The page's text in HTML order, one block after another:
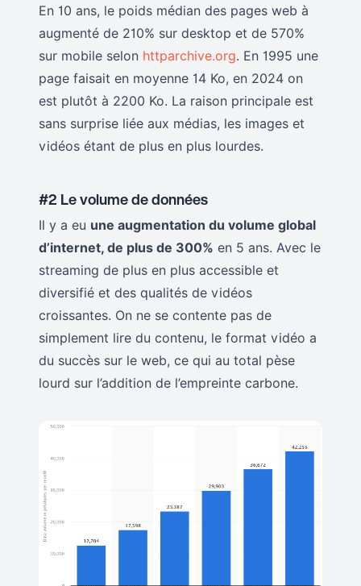
En 10 ans, le poids médian des pages web à
augmenté de 210% sur desktop et de 570%
sur mobile selon httparchive.org. En 1995 une
page faisait en moyenne 14 Ko, en 2024 on
est plutôt à 2200 Ko. La raison principale est
sans surprise liée aux médias, les images et
vidéos étant de plus en plus lourdes.
#2 Le volume de données
Il y a eu une augmentation du volume global
d’internet, de plus de 300% en 5 ans. Avec le
streaming de plus en plus accessible et
diversifié et des qualités de vidéos
croissantes. On ne se contente pas de
simplement lire du contenu, le format vidéo a
du succès sur le web, ce qui au total pèse
lourd sur l’addition de l’empreinte carbone.